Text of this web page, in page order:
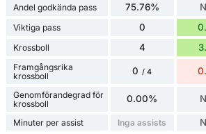
Andel godkända pass 75.76%
Viktiga pass 0
Krossboll 4
Framgångsrika
krossboll
0 / 4
Genomförandegrad för
krossboll
0.00%
Minuter per assist Inga assists